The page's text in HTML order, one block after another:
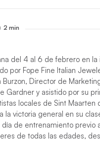
2 min
del 4 al 6 de febrero en la
por Fope Fine Italian
Director de
Gardner y asistido por su
locales de Sint Maarten
victoria general en su
de entrenamiento previo
de todas las edades,